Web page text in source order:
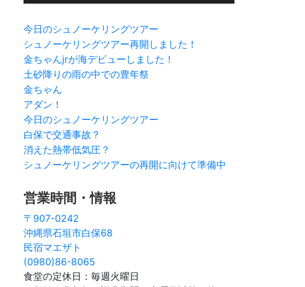
今日のシュノーケリングツアー
シュノーケリングツアー再開しました！
金ちゃんjrが海デビューしました！
土砂降りの雨の中での豊年祭
金ちゃん
アダン！
今日のシュノーケリングツアー
白保で交通事故？
消えた熱帯低気圧？
シュノーケリングツアーの再開に向けて準備中
営業時間・情報
〒907-0242
沖縄県石垣市白保68
民宿マエザト
(0980)86-8065
食堂の定休日：毎週火曜日